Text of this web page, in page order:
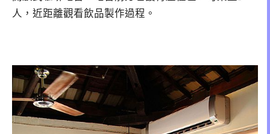
人，近距離觀看飲品製作過程。